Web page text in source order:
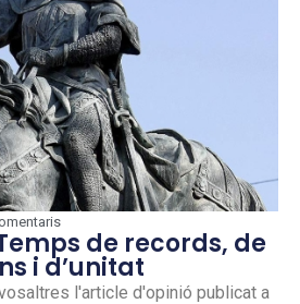
de records, de
i d’unitat
l'article d'opinió publicat a